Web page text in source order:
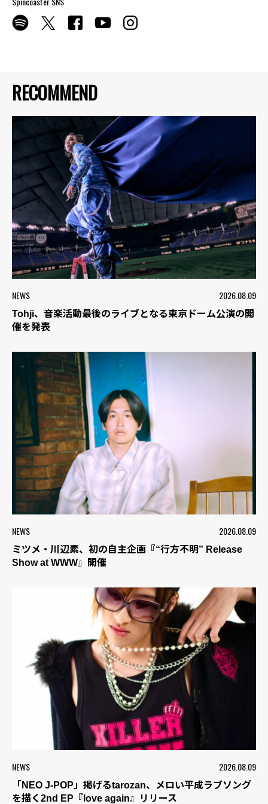
RECOMMEND
NEWS 2026.08.09
Tohji、音楽活動最後のライブとなる東京ドーム公演の開
催を発表
NEWS 2026.08.09
ミツメ・川辺素、初の自主企画『“行方不明” Release
Show at WWW』開催
NEWS 2026.08.09
「NEO J-POP」掲げるtarozan、メロい平成ラブソング
を描く2nd EP『love again』リリース